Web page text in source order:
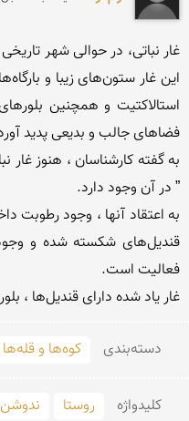
غار یاد شده دارای قندیل‌ها ، بلورها و ستون‌های
دسته‌بندی کوه‌ها و قله‌ها
کلید‌واژه روستا ندوشن